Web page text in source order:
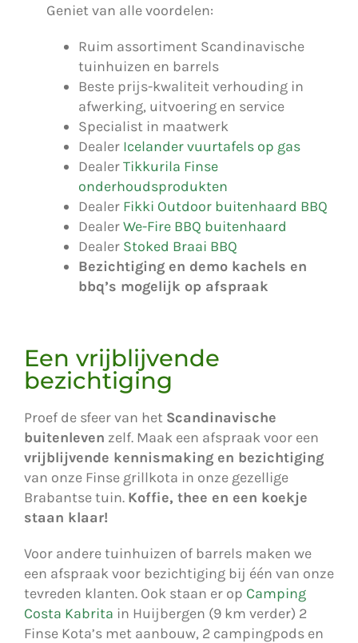
Geniet van alle voordelen:
Ruim assortiment Scandinavische
tuinhuizen en barrels
Beste prijs-kwaliteit verhouding in
afwerking, uitvoering en service
Specialist in maatwerk
Dealer Icelander vuurtafels op gas
DealerTikkurila Finse
onderhoudsprodukten
Dealer Fikki Outdoor buitenhaard BBQ
DealerWe-Fire BBQ buitenhaard
Dealer Stoked Braai BBQ
Bezichtiging en demo kachels en
bbq’s mogelijk op afspraak
Een vrijblijvende
bezichtiging
Proef de sfeer van het Scandinavische
buitenleven zelf. Maak een afspraak voor een
vrijblijvende kennismaking en bezichtiging
van onze Finse grillkota in onze gezellige
Brabantse tuin. Koffie, thee en een koekje
staan klaar!
Voor andere tuinhuizen of barrels maken we
een afspraak voor bezichtiging bij één van onze
tevreden klanten. Ook staan er op Camping
Costa Kabrita in Huijbergen (9 km verder) 2
Finse Kota’s met aanbouw, 2 campingpods en